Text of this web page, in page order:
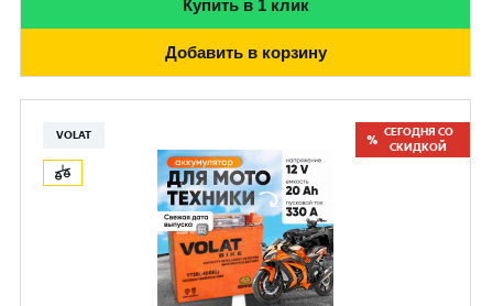
Купить в 1 клик
Добавить в корзину
VOLAT
СЕГОДНЯ СО
СКИДКОЙ